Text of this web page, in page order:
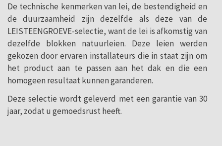
De technische kenmerken van lei, de bestendigheid en
de duurzaamheid zijn dezelfde als deze van de
LEISTEENGROEVE-selectie, want de lei is afkomstig van
dezelfde blokken natuurleien. Deze leien werden
gekozen door ervaren installateurs die in staat zijn om
het product aan te passen aan het dak en die een
homogeen resultaat kunnen garanderen.
Deze selectie wordt geleverd met een garantie van 30
jaar, zodat u gemoedsrust heeft.